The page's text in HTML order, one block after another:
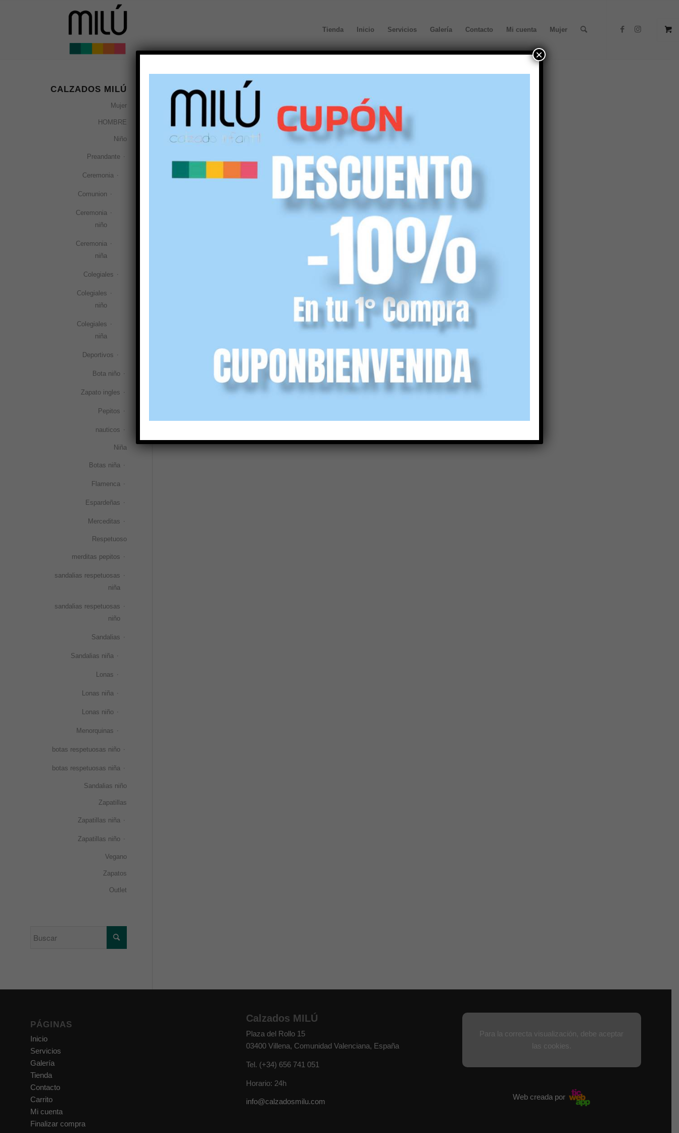
Tienda Inicio Servicios Galería Contacto Mi cuenta Mujer
Ordenar por Por defecto
¡Oferta!
Seleccionar opciones
CALZADOS MILÚ
Mujer
HOMBRE
Niño
Preandante
Ceremonia
Comunion
Ceremonia
niño
Ceremonia
niña
Colegiales
Colegiales
niño
Colegiales
niña
Deportivos
Bota niño
Zapato ingles
Pepitos
nauticos
Niña
Botas niña
Flamenca
Espardeñas
Merceditas
Respetuoso
merditas pepitos
sandalias respetuosas
niña
sandalias respetuosas
niño
Sandalias
Sandalias niña
Lonas
Lonas niña
Lonas niño
Menorquinas
botas respetuosas niño
botas respetuosas niña
Sandalias niño
Zapatillas
Zapatillas niña
Zapatillas niño
Vegano
Zapatos
Outlet
PÁGINAS
Inicio
Servicios
Galería
Tienda
Contacto
Carrito
Mi cuenta
Finalizar compra
Calzados MILÚ
Plaza del Rollo 15
03400 Villena, Comunidad Valenciana, España
Tel. (+34) 656 741 051
Horario: 24h
info@calzadosmilu.com
Para la correcta visualización, debe aceptar
las cookies.
Web creada por
×